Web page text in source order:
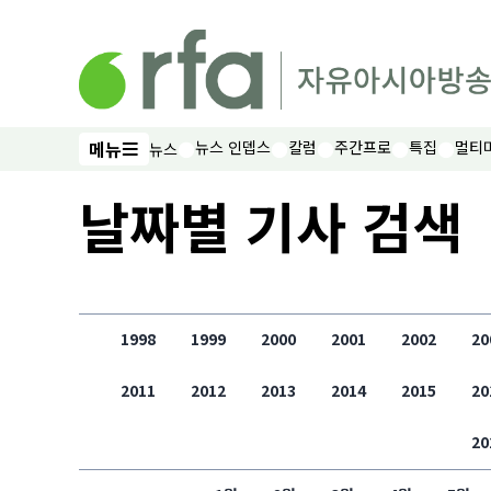
메인 콘텐츠로 건너뛰기
메뉴
메뉴 뉴스 뉴스 인뎁스 칼럼 주간프로 특집 멀티
날짜별 기사 검색
1998 1999 2000 2001 2002
2011 2012 2013 2014 2015